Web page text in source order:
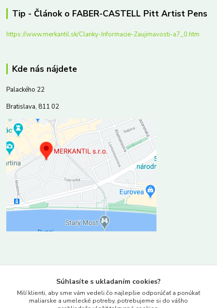
Tip - Článok o FABER-CASTELL Pitt Artist Pens
https://www.merkantil.sk/Clanky-Informacie-Zaujimavosti-a7_0.htm
Kde nás nájdete
Palackého 22
Bratislava, 811 02
www.merkantil.sk
Súhlasíte s ukladaním cookies?
Milí klienti, aby sme vám vedeli čo najlepšie odporúčať a ponúkať
maliarske a umelecké potreby, potrebujeme si do vášho